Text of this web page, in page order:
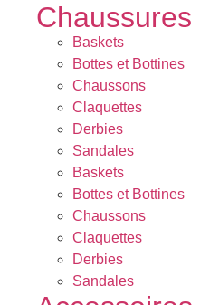
Chaussures
Baskets
Bottes et Bottines
Chaussons
Claquettes
Derbies
Sandales
Baskets
Bottes et Bottines
Chaussons
Claquettes
Derbies
Sandales